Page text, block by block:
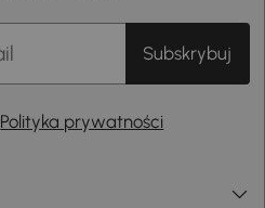
Subskrybuj
Polityka prywatności